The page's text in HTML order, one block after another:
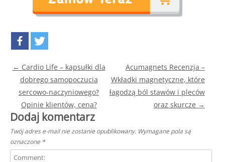
Post navigation
← Cardio Life – kapsułki dla
dobrego samopoczucia
sercowo-naczyniowego?
Opinie klientów, cena?
Acumagnets Recenzja –
Wkładki magnetyczne, które
łagodzą ból stawów i pleców
oraz skurcze →
Dodaj komentarz
Twój adres e-mail nie zostanie opublikowany. Wymagane pola są
oznaczone *